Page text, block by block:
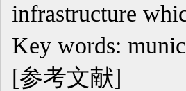
infrastructure
Key words:
[参考文献]